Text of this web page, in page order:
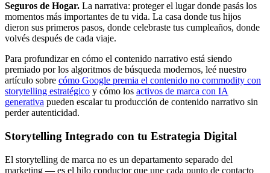
Seguros de Hogar. La narrativa: proteger el lugar donde pasás los
momentos más importantes de tu vida. La casa donde tus hijos
dieron sus primeros pasos, donde celebraste tus cumpleaños, donde
volvés después de cada viaje.
Para profundizar en cómo el contenido narrativo está siendo
premiado por los algoritmos de búsqueda modernos, leé nuestro
artículo sobre cómo Google premia el contenido no commodity con
storytelling estratégico y cómo los activos de marca con IA
generativa pueden escalar tu producción de contenido narrativo sin
perder autenticidad.
Storytelling Integrado con tu Estrategia Digital
El storytelling de marca no es un departamento separado del
marketing — es el hilo conductor que une cada punto de contacto